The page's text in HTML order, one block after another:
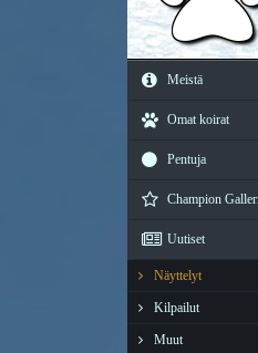
Meistä
Omat koirat
Pentuja
Champion
Uutiset
Näyttelyt
Kilpailut
Muut